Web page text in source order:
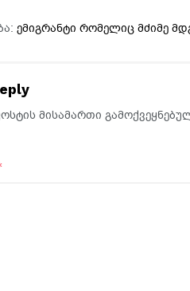
ემიგრანტი რომელიც მძიმე
მისამართი